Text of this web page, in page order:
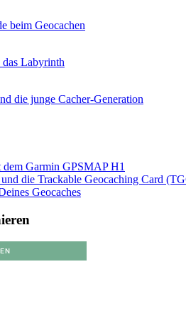
beim Geocachen
Labyrinth
die junge Cacher-Generation
Garmin GPSMAP H1
die Trackable Geocaching Card
Geocaches